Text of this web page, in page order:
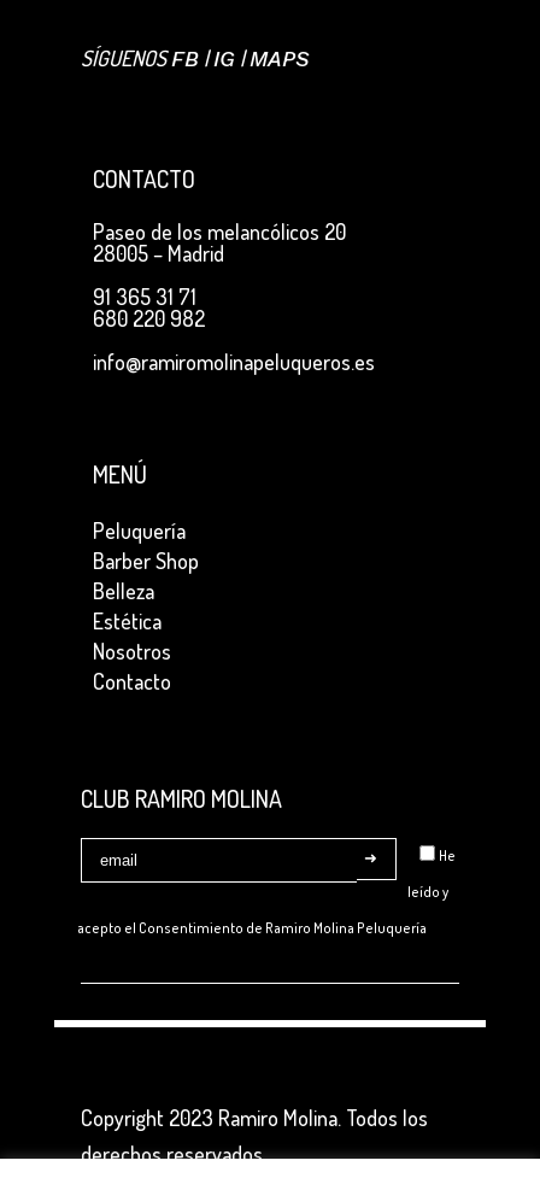
SÍGUENOSFB |IG |MAPS
CONTACTO
Paseo de los melancólicos 20
28005 – Madrid
91 365 31 71
680 220 982
info@ramiromolinapeluqueros.es
MENÚ
Peluquería
Barber Shop
Belleza
Estética
Nosotros
Contacto
CLUB RAMIRO MOLINA
He
leído y
acepto el Consentimiento de Ramiro Molina Peluquería
Copyright 2023 Ramiro Molina. Todos los
derechos reservados